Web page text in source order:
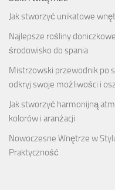
Jak stworzyć unikatowe
Najlepsze rośliny
środowisko do spania
Mistrzowski przewodnik po
odkryj swoje możliwości i
Jak stworzyć harmonijną
kolorów i aranżacji
Nowoczesne Wnętrze w
Praktyczność